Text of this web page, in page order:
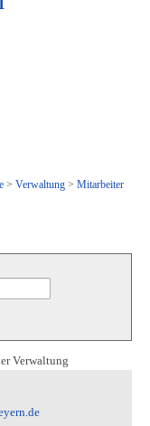
> Verwaltung> Mitarbeiter
Verwaltung